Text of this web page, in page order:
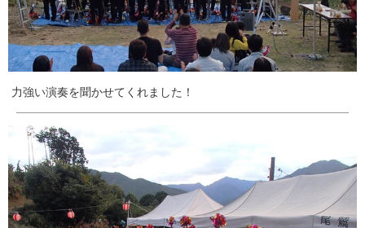
力強い演奏を聞かせてくれました！